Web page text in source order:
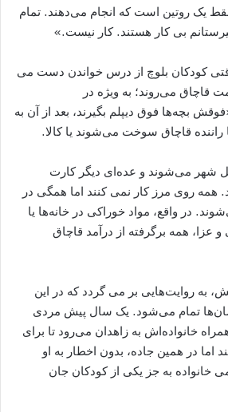
فقط یک روتین است که انجام می‌دهند. تمام
بی کار هستند. کار نیست.»
وقتی کودکان بلوچ از درس خواندن دست می
قاچاق می‌روند؛ به ویژه در
بچه‌ها فوق دیپلم بگیرند، بعد از آن به
قاچاق سوخت می‌شوند یا کالا.
شهر می‌شوند و عده‌ای دیگر کارت
روی مرز کار نمی‌ کنند اما همگی در
در واقع، مواد خوراکی در خانه‌ها یا
همه برگرفته از درآمد قاچاق
به روایت‌هایی بر می ‌گردد که در این
تمام می‌شود. یک سال پیش مردی
خانواده‌اش به زاهدان می‌رود تا برای
اما در همین جاده، بدون اخطار به او
خانواده به جز یکی از کودکان جان